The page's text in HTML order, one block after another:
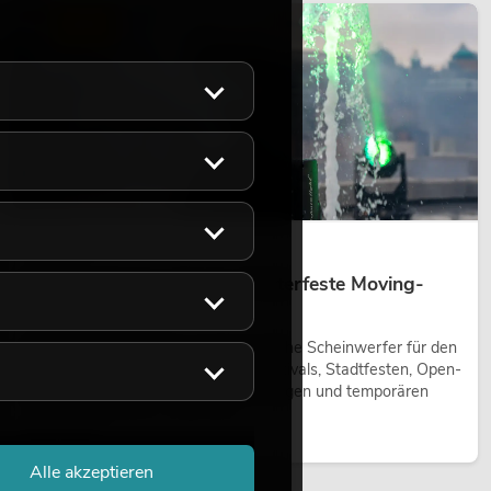
Outdoor Moving-Heads: Wetterfeste Moving-
Outdoor Moving-Heads sind bewegliche Scheinwerfer für den
Einsatz im Freien. Sie werden bei Festivals, Stadtfesten, Open-
Air-Konzerten, Architekturinszenierungen und temporären
Alle akzeptieren